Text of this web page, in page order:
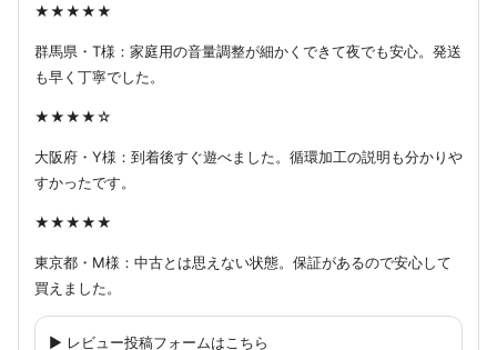
★★★★★
群馬県・T様：家庭用の音量調整が細かくできて夜でも安心。発送
も早く丁寧でした。
★★★★☆
大阪府・Y様：到着後すぐ遊べました。循環加工の説明も分かりや
すかったです。
★★★★★
東京都・M様：中古とは思えない状態。保証があるので安心して
買えました。
▶ レビュー投稿フォームはこちら